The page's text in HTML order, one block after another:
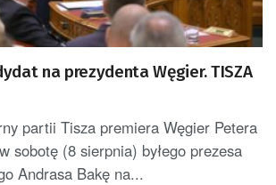
na prezydenta Węgier. TISZA
partii Tisza premiera Węgier Petera
sobotę (8 sierpnia) byłego prezesa
Andrasa Bakę na...